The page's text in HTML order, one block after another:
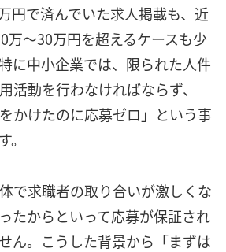
円で済んでいた求人掲載も、近
万〜30万円を超えるケースも少
に中小企業では、限られた人件
活動を行わなければならず、
かけたのに応募ゼロ」という事
で求職者の取り合いが激しくな
たからといって応募が保証され
ん。こうした背景から「まずは